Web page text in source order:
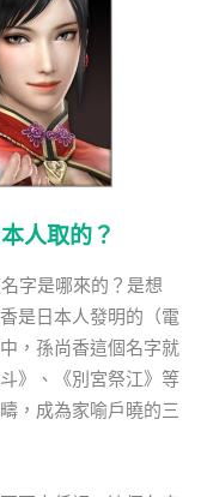
人取的？
字是哪來的？是想
是日本人發明的（電
，孫尚香這個名字就
》、《別宮祭江》等
，成為家喻戶曉的三